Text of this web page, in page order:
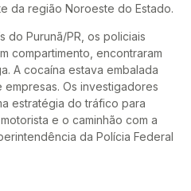
da região Noroeste do Estado.
do Purunã/PR, os policiais
compartimento, encontraram
A cocaína estava embalada
Os investigadores
estratégia do tráfico para
e o caminhão com a
da Polícia Federal